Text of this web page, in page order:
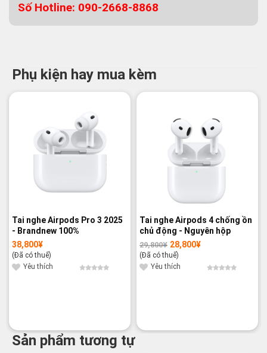
Số Hotline: 090-2668-8868
Phụ kiện hay mua kèm
Tai nghe Airpods Pro 3 2025
- Brandnew 100%
38,800¥
(Đã có thuế)
Yêu thích
Tai nghe Airpods 4 chống ồn
chủ động - Nguyên hộp
29,800¥
Giá
gốc
là:
29,800¥.
28,800¥
Giá
hiện
tại
là:
28,800¥.
(Đã có thuế)
Yêu thích
Sản phẩm tương tự